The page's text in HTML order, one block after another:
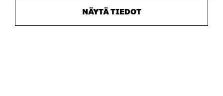
NÄYTÄ TIEDOT
ikkunassaInstagram